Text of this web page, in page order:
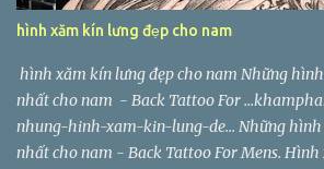
hình xăm kín lưng đẹp cho nam
hình xăm kín lưng đẹp cho nam Những
nhất cho nam - Back Tattoo For
nhung-hinh-xam-kin-lung-de... Những hình
nhất cho nam - Back Tattoo For Mens. Hình